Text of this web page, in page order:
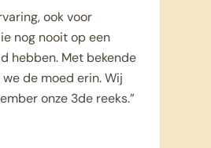
ook voor
nog nooit op een
hebben. Met bekende
de moed erin. Wij
onze 3de reeks.”